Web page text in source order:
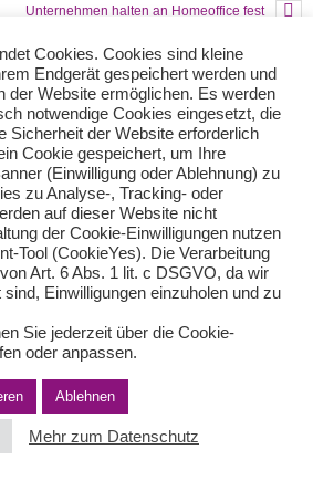
Unternehmen halten an Homeoffice fest
mit Ihren Freunden oder Kollegen
Datenschutzerklärung nach DSGVO
GmbH 2024 I * § 6 Nr.4 StBerG
Cookies. Cookies sind kleine
Endgerät gespeichert werden und
der Website ermöglichen. Es werden
notwendige Cookies eingesetzt, die
Sicherheit der Website erforderlich
Cookie gespeichert, um Ihre
(Einwilligung oder Ablehnung) zu
zu Analyse-, Tracking- oder
auf dieser Website nicht
der Cookie-Einwilligungen nutzen
Tool (CookieYes). Die Verarbeitung
Art. 6 Abs. 1 lit. c DSGVO, da wir
Einwilligungen einzuholen und zu
Sie jederzeit über die Cookie-
oder anpassen.
Ablehnen
Mehr zum Datenschutz